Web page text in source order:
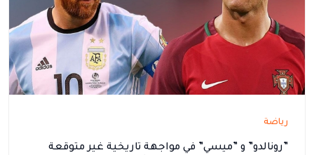
رياضة
”رونالدو” و ”ميسي” في مواجهة تاريخية غير متوقعة